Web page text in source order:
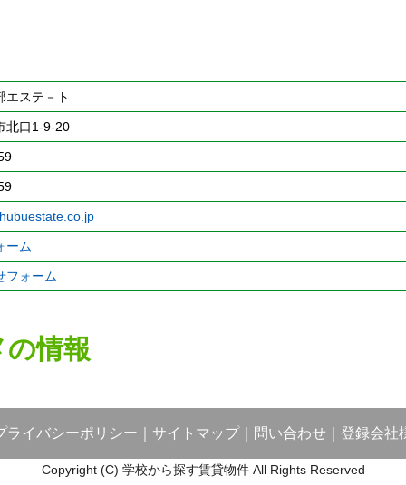
エステ－ト
北口1-9-20
ーム
フォーム
情報
ライバシーポリシー サイトマップ｜ 問い合わせ 登録会社
Copyright (C) 学校から探す賃貸物件 All Rights Reserved